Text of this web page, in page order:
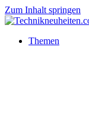
Zum Inhalt springen
Themen